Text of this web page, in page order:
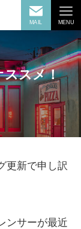
MAIL MENU
ススメ！
更新で申し訳
ンサーが最近